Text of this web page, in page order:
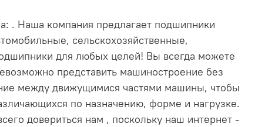
. Наша компания предлагает подшипники
сельскохозяйственные,
для любых целей! Вы всегда можете
представить машиностроение без
между движущимися частями машины, чтобы
по назначению, форме и нагрузке.
довериться нам , поскольку наш интернет -